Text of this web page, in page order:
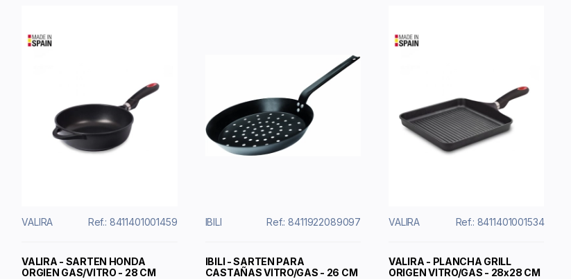
VALIRA Ref.: 8411401001459
VALIRA - SARTEN HONDA
ORGIEN GAS/VITRO - 28 CM
IBILI Ref.: 8411922089097
IBILI - SARTEN PARA
CASTAÑAS VITRO/GAS - 26 CM
VALIRA Ref.: 8411401001534
VALIRA - PLANCHA GRILL
ORIGEN VITRO/GAS - 28x28 CM